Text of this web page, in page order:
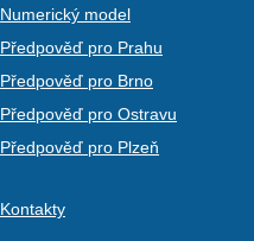
Numerický model
Předpověď pro Prahu
Předpověď pro Brno
Předpověď pro Ostravu
Předpověď pro Plzeň
Kontakty